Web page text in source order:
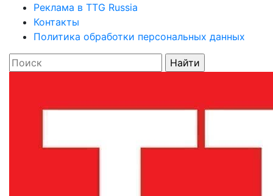
Реклама в TTG Russia
Контакты
Политика обработки персональных данных